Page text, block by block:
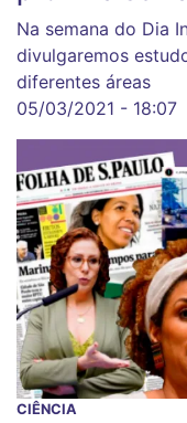
Na semana do Dia
divulgaremos
diferentes áreas
05/03/2021 - 18:07
CIÊNCIA